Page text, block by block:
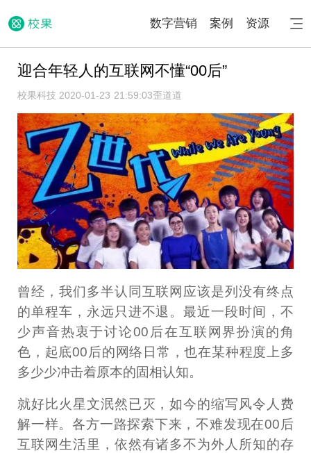
数字营销 案例 资源
迎合年轻人的互联网不懂“00后”
校果科技 2020-01-23 21:59:03歪道道
曾经，我们多半认同互联网应该是列没有终点
的单程车，永远只进不退。最近一段时间，不
少声音热衷于讨论00后在互联网界扮演的角
色，起底00后的网络日常，也在某种程度上多
多少少冲击着原本的固相认知。
就好比火星文泯然已灭，如今的缩写风令人费
解一样。各方一路探索下来，不难发现在00后
互联网生活里，依然有诸多不为外人所知的存